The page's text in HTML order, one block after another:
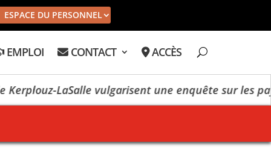
ESPACE DU PERSONNEL
EMPLOI CONTACT ACCÈS
LaSalle vulgarisent une enquête sur les